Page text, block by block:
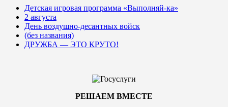
Детская игровая программа «Выполняй-ка»
2 августа
День воздушно-десантных войск
(без названия)
ДРУЖБА — ЭТО КРУТО!
РЕШАЕМ ВМЕСТЕ